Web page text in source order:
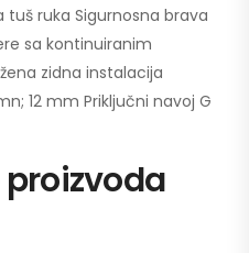
ruka Sigurnosna brava
sa kontinuiranim
zidna instalacija
12 mm Priključni navoj G